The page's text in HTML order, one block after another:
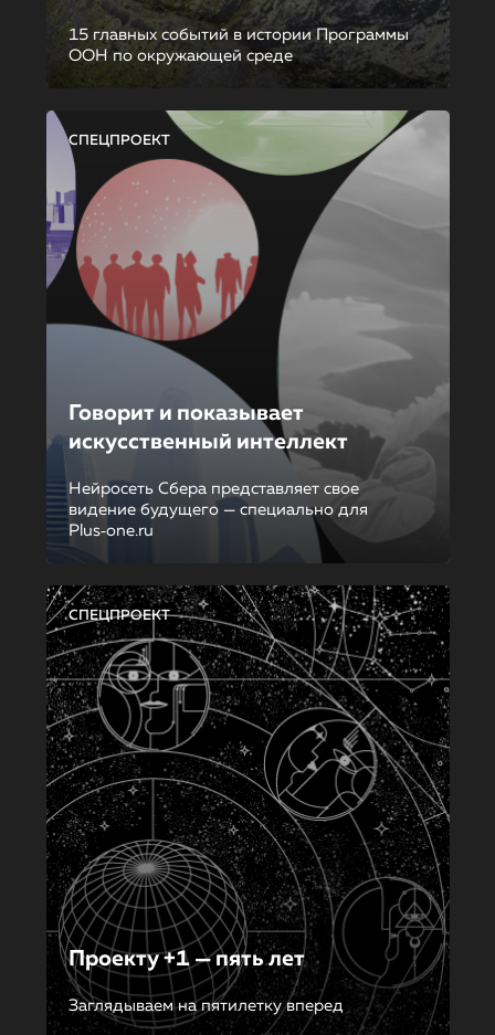
15 главных событий в истории Программы
ООН по окружающей среде
СПЕЦПРОЕКТ
Говорит и показывает
искусственный интеллект
Нейросеть Сбера представляет свое
видение будущего — специально для
Plus‑one.ru
СПЕЦПРОЕКТ
Проекту +1 — пять лет
Заглядываем на пятилетку вперед